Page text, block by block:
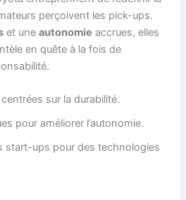
perçoivent les pick-ups.
et uneautonomie accrues, elles
en quête à la fois de
sur la durabilité.
pour améliorer l’autonomie.
start-ups pour des technologies